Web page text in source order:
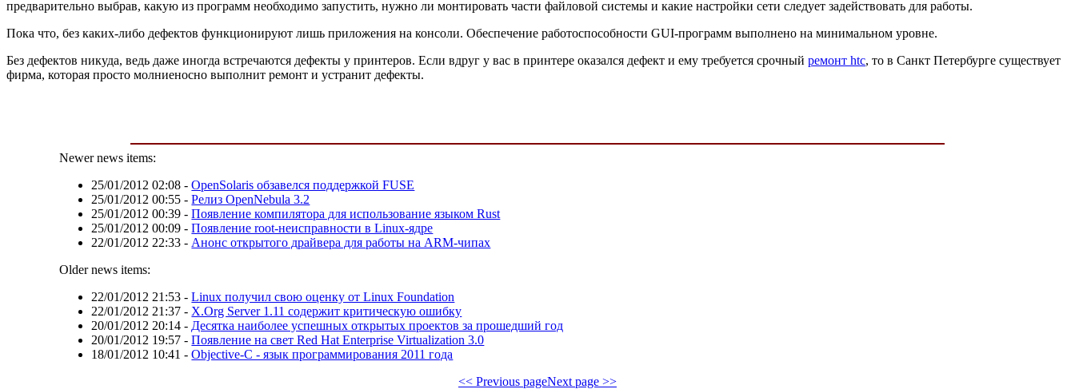
предварительно выбрав, какую из программ необходимо запустить, нужно ли монтировать части файловой системы и какие настройки сети следует задействовать для работы.
Пока что, без каких-либо дефектов функционируют лишь приложения на консоли. Обеспечение работоспособности GUI-программ выполнено на минимальном уровне.
Без дефектов никуда, ведь даже иногда встречаются дефекты у принтеров. Если вдруг у вас в принтере оказался дефект и ему требуется срочный ремонт htc, то в Санкт Петербурге существует
фирма, которая просто молниеносно выполнит ремонт и устранит дефекты.
Newer news items:
25/01/2012 02:08 -OpenSolaris обзавелся поддержкой FUSE
25/01/2012 00:55 -Релиз OpenNebula 3.2
25/01/2012 00:39 -Появление компилятора для использование языком Rust
25/01/2012 00:09 -Появление root-неисправности в Linux-ядре
22/01/2012 22:33 - Анонс открытого драйвера для работы на ARM-чипах
Older news items:
22/01/2012 21:53 -Linux получил свою оценку от Linux Foundation
22/01/2012 21:37 - X.Org Server 1.11 содержит критическую ошибку
20/01/2012 20:14 - Десятка наиболее успешных открытых проектов за прошедший год
20/01/2012 19:57 -Появление на свет Red Hat Enterprise Virtualization 3.0
18/01/2012 10:41 -Objective-C - язык программирования 2011 года
<< Previous pageNext page >>